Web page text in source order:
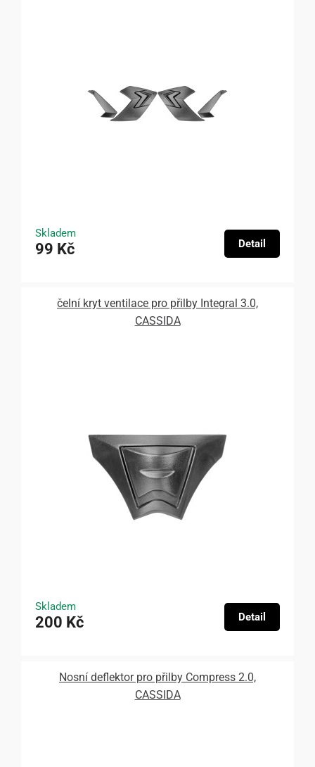
Skladem
99 Kč Detail
čelní kryt ventilace pro přilby Integral 3.0,
CASSIDA
Skladem
200 Kč Detail
Nosní deflektor pro přilby Compress 2.0,
CASSIDA